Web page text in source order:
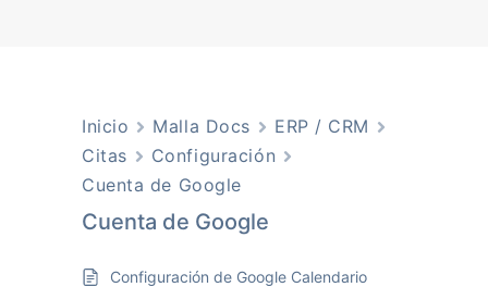
Inicio Malla Docs
ERP / CRM
Citas
Configuración
Cuenta de Google
Cuenta de Google
Configuración de Google Calendario